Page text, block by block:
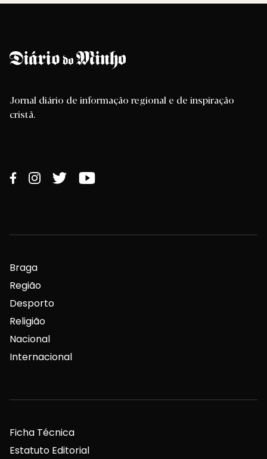
Jornal diário de informação regional e de inspiração
cristã.
Braga
Região
Desporto
Religião
Nacional
Internacional
Ficha Técnica
Estatuto Editorial